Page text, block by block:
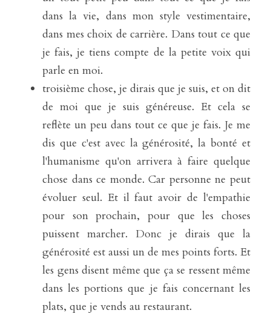
dans la vie, dans mon style vestimentaire,
dans mes choix de carrière. Dans tout ce que
je fais, je tiens compte de la petite voix qui
parle en moi.
troisième chose, je dirais que je suis, et on dit
de moi que je suis généreuse. Et cela se
reflète un peu dans tout ce que je fais. Je me
dis que c'est avec la générosité, la bonté et
l'humanisme qu'on arrivera à faire quelque
chose dans ce monde. Car personne ne peut
évoluer seul. Et il faut avoir de l'empathie
pour son prochain, pour que les choses
puissent marcher. Donc je dirais que la
générosité est aussi un de mes points forts. Et
les gens disent même que ça se ressent même
dans les portions que je fais concernant les
plats, que je vends au restaurant.